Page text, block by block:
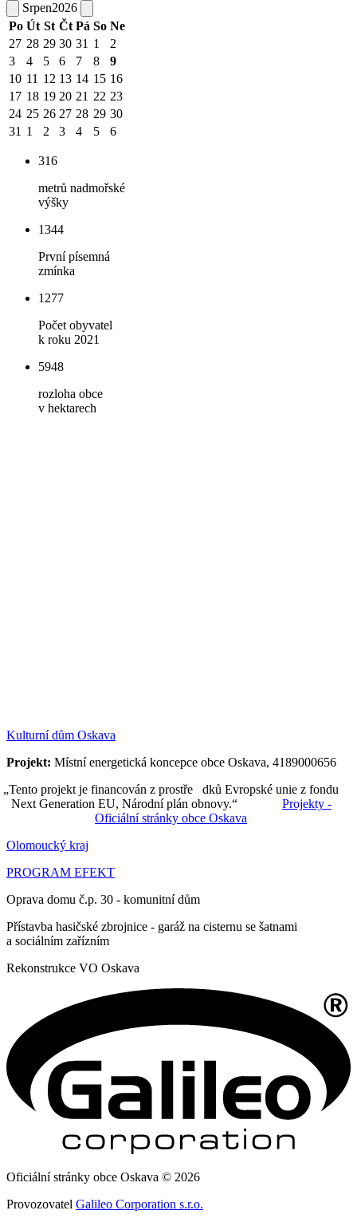
Srpen2026
Po Út St Čt Pá So Ne
27 28 29 30 31 1
2
3
4 5 6 7 8
9
10 11 12 13 14 15 16
17 18 19 20 21 22 23
24 25 26 27 28 29 30
31 1 2 3 4 5 6
316
metrů nadmořské
výšky
1344
První písemná
zmínka
1277
Počet obyvatel
k roku 2021
5948
rozloha obce
v hektarech
Kulturní dům Oskava
Projekt: Místní energetická koncepce obce Oskava, 4189000656
„Tento projekt je financován z prostře dků Evropské unie z fondu
Next Generation EU, Národní plán obnovy.“ Projekty -
Oficiální stránky obce Oskava
Olomoucký kraj
PROGRAM EFEKT
Oprava domu č.p. 30 - komunitní dům
Přístavba hasičské zbrojnice - garáž na cisternu se šatnami
a sociálním zařízním
Rekonstrukce VO Oskava
Oficiální stránky obce Oskava © 2026
Provozovatel Galileo Corporation s.r.o.